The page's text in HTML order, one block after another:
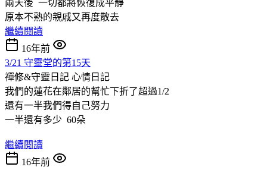
兩天後 一切都將恢復成平靜
原本不熟的親戚又再度散去
繼續閱讀
16年前
3/21 守靈堂的第15天
禪修&守靈日記 心情日記
我們的蓮花在鄰居的幫忙下折了超過1/2
還有一半我們得自己努力
一半還有多少 60朵
繼續閱讀
16年前